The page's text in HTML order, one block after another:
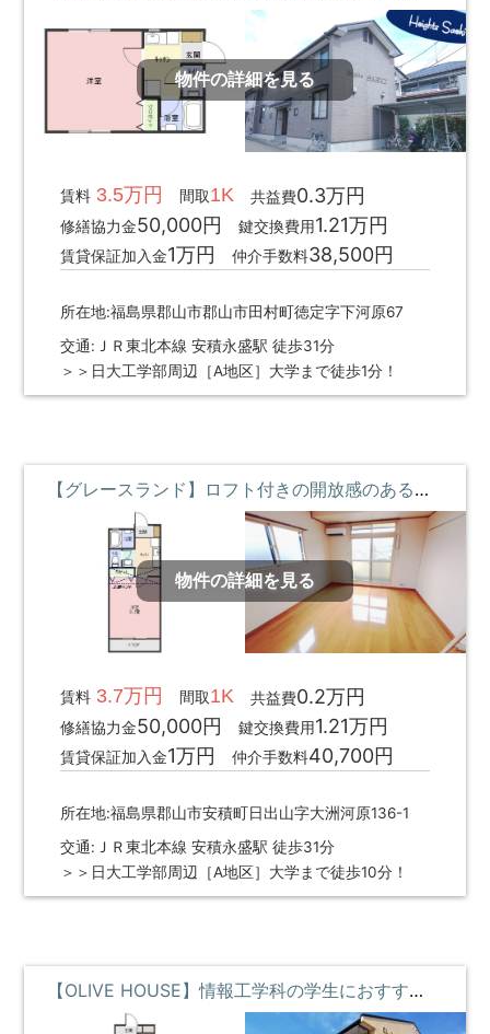
物件の詳細を見る
賃料3.5万円 間取1K 共益費0.3万円
修繕協力金50,000円 鍵交換費用1.21万円
賃貸保証加入金1万円 仲介手数料38,500円
所在地:福島県郡山市郡山市田村町徳定字下河原67
交通:ＪＲ東北本線 安積永盛駅 徒歩31分
＞＞日大工学部周辺［A地区］大学まで徒歩1分！
【グレースランド】ロフト付きの開放感のある遊悠リビング **即入居募集中**
物件の詳細を見る
賃料3.7万円 間取1K 共益費0.2万円
修繕協力金50,000円 鍵交換費用1.21万円
賃貸保証加入金1万円 仲介手数料40,700円
所在地:福島県郡山市安積町日出山字大洲河原136-1
交通:ＪＲ東北本線 安積永盛駅 徒歩31分
＞＞日大工学部周辺［A地区］大学まで徒歩10分！
【OLIVE HOUSE】情報工学科の学生におすすめ・コンビニすぐそばで便利 **即入居募集中**